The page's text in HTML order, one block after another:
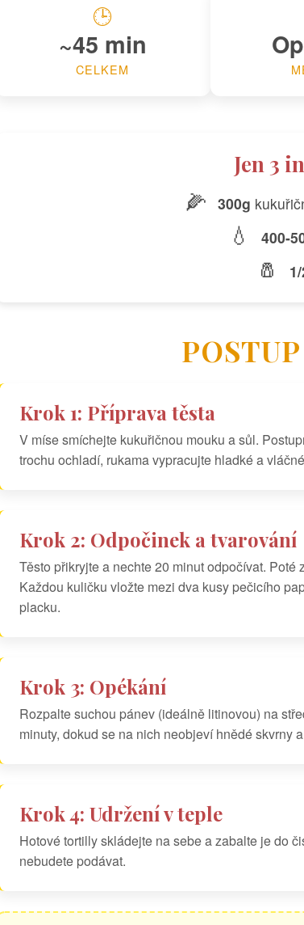
🕒
~45 min
CELKEM
Jen 3
🌽 300g
💧 400-
🧂
Krok 1: Příprava těsta
V míse smíchejte kukuřičnou mouku a sůl.
trochu ochladí, rukama vypracujte hladké a
Krok 2: Odpočinek a tvarování
Těsto přikryjte a nechte 20 minut odpočívat.
Každou kuličku vložte mezi dva kusy pečicího
placku.
Krok 3: Opékání
Rozpalte suchou pánev (ideálně litinovou) na
minuty, dokud se na nich neobjeví hnědé skvrny
Krok 4: Udržení v teple
Hotové tortilly skládejte na sebe a zabalte je do
nebudete podávat.